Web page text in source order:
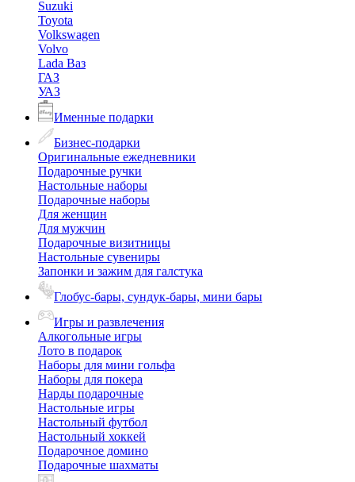
Suzuki
Toyota
Volkswagen
Volvo
Lada Ваз
ГАЗ
УАЗ
Именные подарки
Бизнес-подарки
Оригинальные ежедневники
Подарочные ручки
Настольные наборы
Подарочные наборы
Для женщин
Для мужчин
Подарочные визитницы
Настольные сувениры
Запонки и зажим для галстука
Глобус-бары, сундук-бары, мини бары
Игры и развлечения
Алкогольные игры
Лото в подарок
Наборы для мини гольфа
Наборы для покера
Нарды подарочные
Настольные игры
Настольный футбол
Настольный хоккей
Подарочное домино
Подарочные шахматы